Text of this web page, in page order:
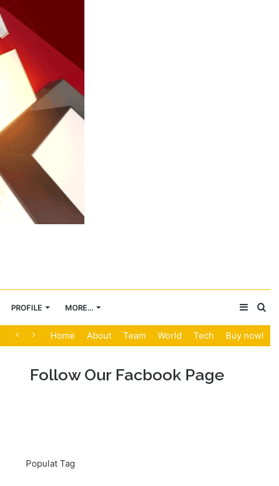
PROFILE MORE…
Home About Team World Tech Buy now!
Follow Our Facbook Page
Populat Tag